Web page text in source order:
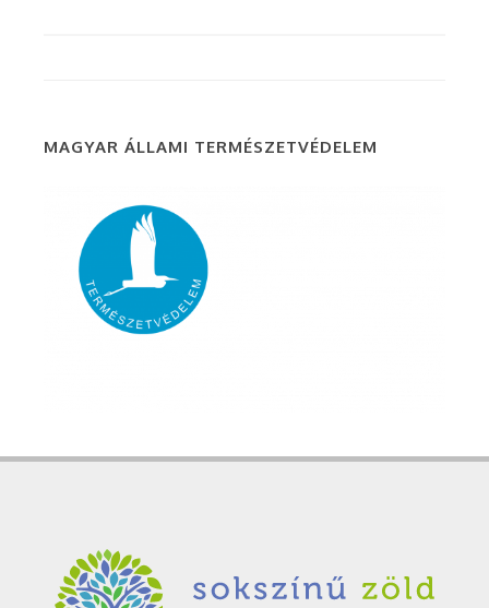
MAGYAR ÁLLAMI TERMÉSZETVÉDELEM